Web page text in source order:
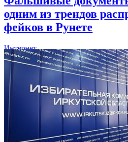
одним из трендов
фейков в Рунете
Интернет